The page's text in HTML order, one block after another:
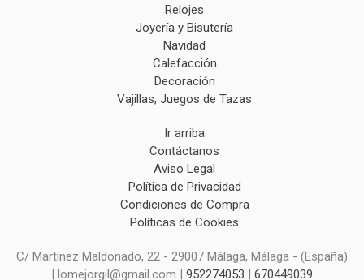
Relojes
Joyería y Bisutería
Navidad
Calefacción
Decoración
Vajillas, Juegos de Tazas
Ir arriba
Contáctanos
Aviso Legal
Política de Privacidad
Condiciones de Compra
Políticas de Cookies
C/ Martínez Maldonado, 22 - 29007 Málaga, Málaga - (España)
| lomejorgil@gmail.com | 952274053 | 670449039